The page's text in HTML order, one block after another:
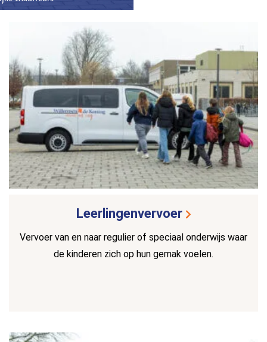
Leerlingenvervoer
Vervoer van en naar regulier of speciaal onderwijs waar
de kinderen zich op hun gemak voelen.